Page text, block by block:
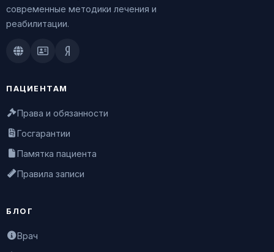
современные методики лечения и
реабилитации.
Doctu.ruПроДокторов
Яндекс.Здоровье
ПАЦИЕНТАМ
Права и обязанности
Госгарантии
Памятка пациента
Правила записи
БЛОГ
Врач